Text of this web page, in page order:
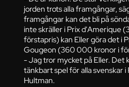
jorden trots alla framgångar,
framgångar kan det bli på
inte skräller i Prix d'Amerique
förstapris) kan Eller göra det i
Gougeon (360 000 kronor i
- Jag tror mycket på Eller. Det
tänkbart spel för alla svenskar
Hultman.